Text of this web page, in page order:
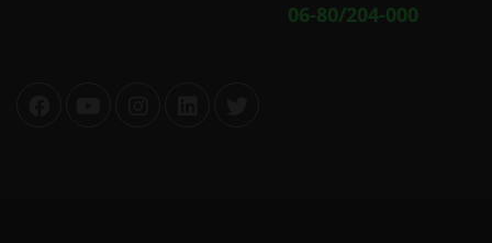
06-80/204-000